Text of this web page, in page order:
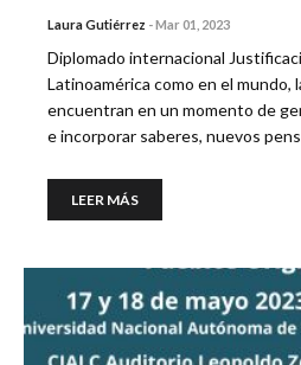
Laura Gutiérrez -Mar 01, 2023
Diplomado internacional
Latinoamérica como en el mundo,
encuentran en un momento de
e incorporar saberes, nuevos
LEER MÁS